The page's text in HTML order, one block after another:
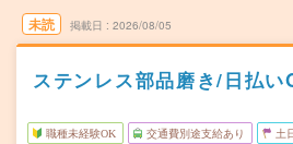
未読 掲載日 2026/08/05
ステンレス部品磨き/日払い
職種未経験OK 交通費別途支給あり 土